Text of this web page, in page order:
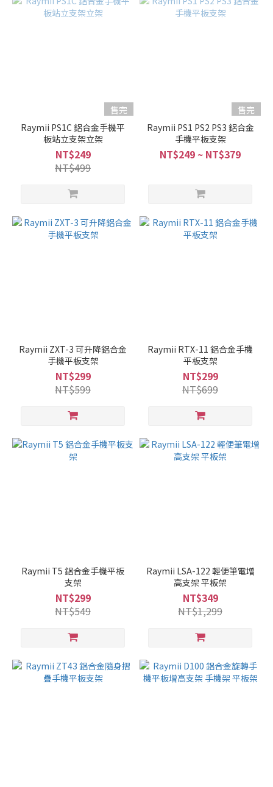
售完
Raymii PS1C 鋁合金手機平
板站立支架立架
NT$249
NT$499
售完
Raymii PS1 PS2 PS3 鋁合金
手機平板支架
NT$249 ~ NT$379
Raymii ZXT-3 可升降鋁合金
手機平板支架
NT$299
NT$599
Raymii RTX-11 鋁合金手機
平板支架
NT$299
NT$699
Raymii T5 鋁合金手機平板
支架
NT$299
NT$549
Raymii LSA-122 輕便筆電增
高支架 平板架
NT$349
NT$1,299